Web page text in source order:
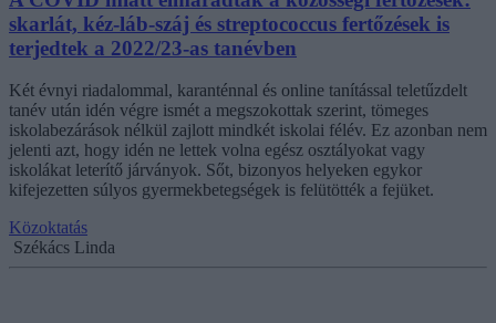
skarlát, kéz-láb-száj és streptococcus fertőzések is
terjedtek a 2022/23-as tanévben
Két évnyi riadalommal, karanténnal és online tanítással teletűzdelt
tanév után idén végre ismét a megszokottak szerint, tömeges
iskolabezárások nélkül zajlott mindkét iskolai félév. Ez azonban nem
jelenti azt, hogy idén ne lettek volna egész osztályokat vagy
iskolákat leterítő járványok. Sőt, bizonyos helyeken egykor
kifejezetten súlyos gyermekbetegségek is felütötték a fejüket.
Közoktatás
Székács Linda